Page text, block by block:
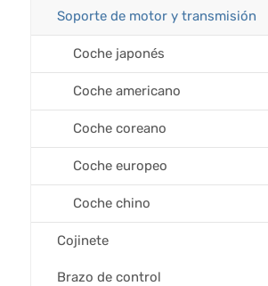
Soporte de motor y transmisión
Coche japonés
Coche americano
Coche coreano
Coche europeo
Coche chino
Cojinete
Brazo de control